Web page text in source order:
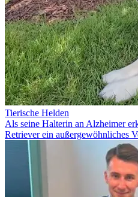
Tierische Helden
Als seine Halterin an Alzheimer
Retriever ein außergewöhnliches